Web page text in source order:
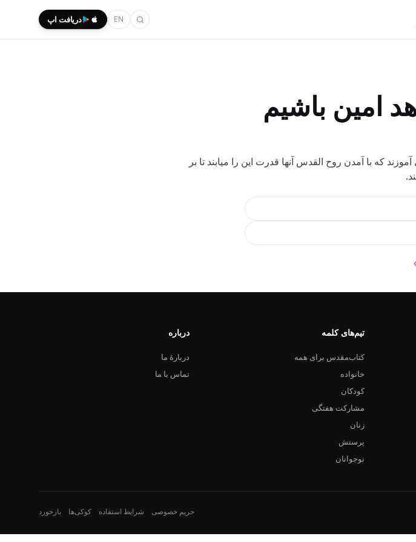
EN دریافت اپ
امین باشیم
که با آمدن روح القدس آنها قدرت این را میابند تا بر
تیم‌های کلمه
کتاب‌مقدس برای همه
خانواده
کودکان
مشارکت هفتگی
زنان
پرستش
نوجوانان
درباره
دربارهٔ ما
تماس با ما
حریم خصوصی شرایط استفاده کوکی‌ها بازخورد